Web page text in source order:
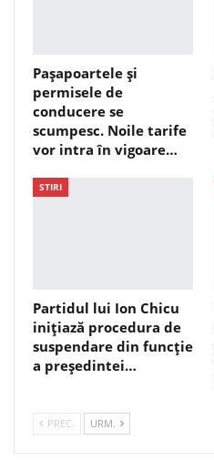
Pașapoartele și
permisele de
conducere se
scumpesc. Noile tarife
vor intra în vigoare…
STIRI
Partidul lui Ion Chicu
inițiază procedura de
suspendare din funcție
a președintei…
PREC. URM.